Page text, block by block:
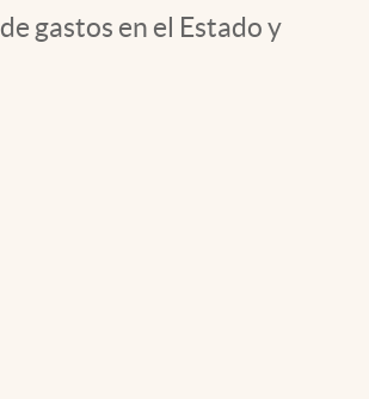
gastos en el Estado y